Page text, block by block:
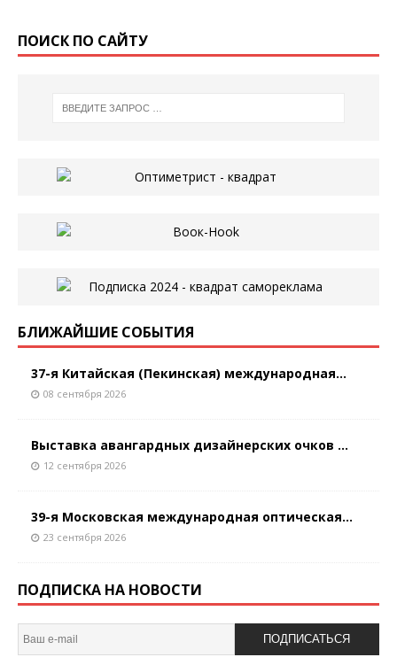
ПОИСК ПО САЙТУ
БЛИЖАЙШИЕ СОБЫТИЯ
37-я Китайская (Пекинская) международная...
08 сентября 2026
Выставка авангардных дизайнерских очков ...
12 сентября 2026
39-я Московская международная оптическая...
23 сентября 2026
ПОДПИСКА НА НОВОСТИ
ПОДПИСАТЬСЯ